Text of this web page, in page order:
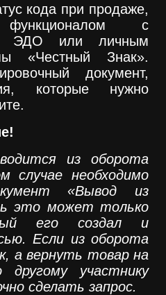
кода при продаже,
функционалом с
в ЭДО или личным
«Честный Знак».
документ,
которые нужно
из оборота
случае необходимо
«Вывод из
это может только
его создал и
Если из оборота
а вернуть товар на
другому участнику
сделать запрос.